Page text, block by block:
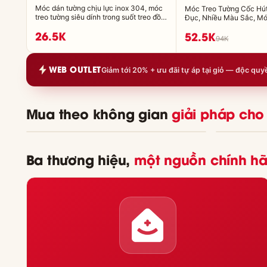
Móc dán tường chịu lực inox 304, móc
treo tường siêu dính trong suốt treo đồ
26.5K
Móc Treo Tường Cốc
Đục, Nhiều Màu Sắc,
52.5K94K
WEB OUTLETGiảm tới 20% + ưu đãi tự áp tại giỏ — độc
Mua theo không giangiải pháp
Bếp gọn sạch, nấu nhanh Ngăn nắp,
Ba thương hiệu, một nguồn chính